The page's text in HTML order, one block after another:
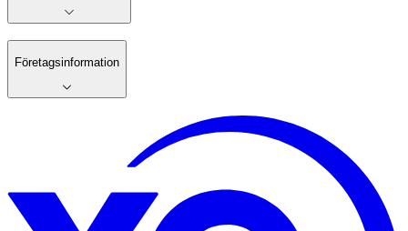
Företagsinformation